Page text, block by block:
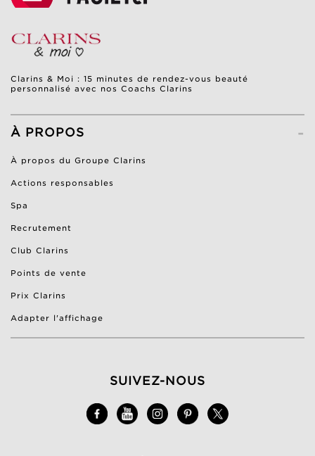
Clarins & Moi : 15 minutes de rendez-vous beauté
personnalisé avec nos Coachs Clarins
-
À PROPOS
À propos du Groupe Clarins
Actions responsables
Spa
Recrutement
Club Clarins
Points de vente
Prix Clarins
Adapter l'affichage
SUIVEZ-NOUS